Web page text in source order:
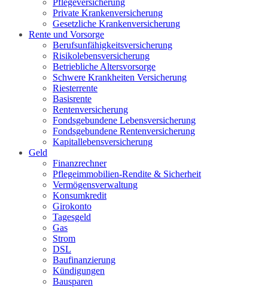
Private Krankenversicherung
Gesetzliche Krankenversicherung
Rente und Vorsorge
Berufs­unfähigkeitsversicherung
Risikolebensversicherung
Betriebliche Altersvorsorge
Schwere Krankheiten Versicherung
Riesterrente
Basisrente
Rentenversicherung
Fondsgebundene Lebensversicherung
Fondsgebundene Rentenversicherung
Kapitallebensversicherung
Geld
Finanzrechner
Pflegeimmobilien-Rendite & Sicherheit
Vermögensverwaltung
Konsumkredit
Girokonto
Tagesgeld
Gas
Strom
DSL
Baufinanzierung
Kündigungen
Bausparen